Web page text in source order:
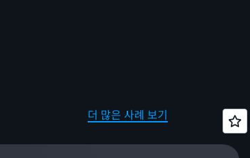
더 많은 사례 보기